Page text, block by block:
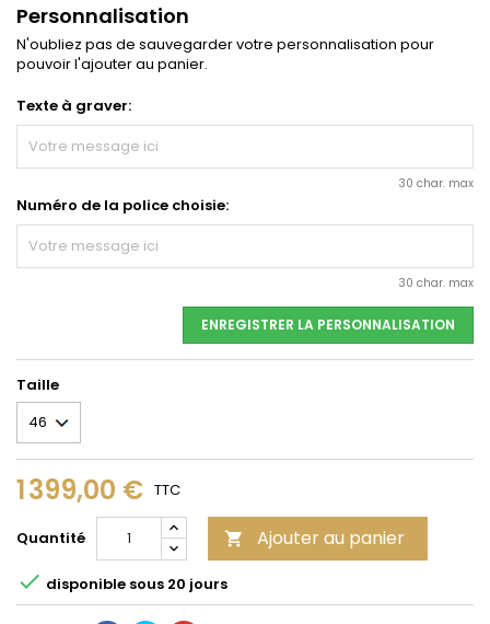
Personnalisation
N'oubliez pas de sauvegarder votre personnalisation pour
pouvoir l'ajouter au panier.
Texte à graver:
30 char. max
Numéro de la police choisie:
30 char. max
ENREGISTRER LA PERSONNALISATION
Taille
1 399,00 € TTC
Quantité  Ajouter au panier
 disponible sous 20 jours